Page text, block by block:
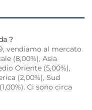
?
vendiamo al mercato
(8,00%), Asia
Oriente (5,00%),
(2,00%), Sud
Ci sono circa